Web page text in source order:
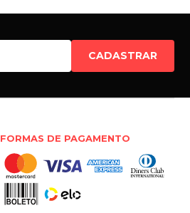
CADASTRAR
FORMAS DE PAGAMENTO